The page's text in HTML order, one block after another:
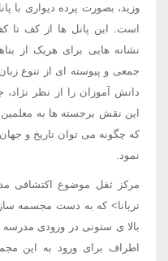
وزید، بصورت پرده دیواری با
است. این پانل ها از کف تا
نشانه هایی برای هریک از
جمعی و پیوسته ای از تنوع
دانش آموزان را از نظر
این نقش برجسته ها به
که چگونه می توان تاریخ و
نمود.
مرکز ثقل موضوع اکتشافی
تریانا> که به دست مجسمه ساز
بالا ی ستونی در ورودی